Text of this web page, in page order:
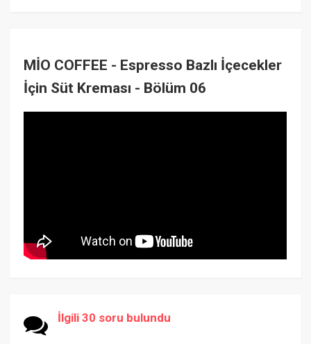
MİO COFFEE - Espresso Bazlı İçecekler
İçin Süt Kreması - Bölüm 06
İlgili 30 soru bulundu